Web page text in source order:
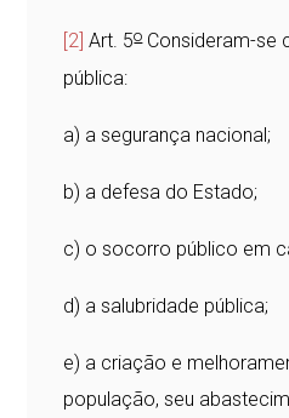
[2] Art. 5oConsideram-se
pública:
a) a segurança nacional;
b) a defesa do Estado;
c) o socorro público em
d) a salubridade pública;
e) a criação e
população, seu